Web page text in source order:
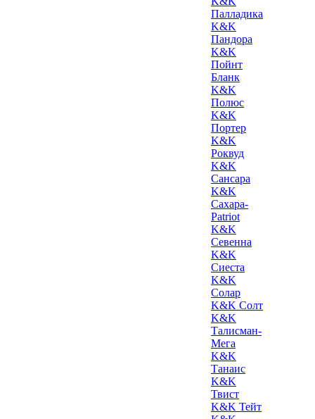
Палладика
K&K
Пандора
K&K
Пойнт
Бланк
K&K
Полюс
K&K
Портер
K&K
Роквуд
K&K
Сансара
K&K
Сахара-
Patriot
K&K
Севенна
K&K
Сиеста
K&K
Солар
K&K Солт
K&K
Талисман-
Мега
K&K
Танаис
K&K
Твист
K&K Тейт